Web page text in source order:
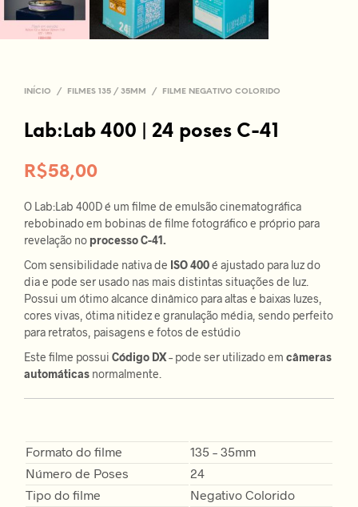
INÍCIO / FILMES 135 / 35MM / FILME NEGATIVO COLORIDO
Lab:Lab 400 | 24 poses C-41
R$58,00
O Lab:Lab 400D é um filme de emulsão cinematográfica
rebobinado em bobinas de filme fotográfico e próprio para
revelação no processo C-41.
Com sensibilidade nativa de ISO 400é ajustado para luz do
dia e pode ser usado nas mais distintas situações de luz.
Possui um ótimo alcance dinâmico para altas e baixas luzes,
cores vivas, ótima nitidez e granulação média, sendo perfeito
para retratos, paisagens e fotos de estúdio
Este filme possui Código DX– pode ser utilizado em câmeras
automáticas normalmente.
Formato do filme
135 – 35mm
Número de Poses
24
Tipo do filme
Negativo Colorido